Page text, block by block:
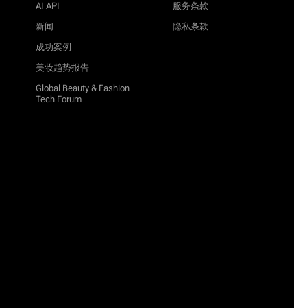
AI API
新闻
成功案例
美妆趋势报告
Global Beauty & Fashion
Tech Forum
服务条款
隐私条款